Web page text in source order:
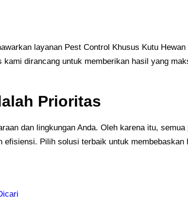
layanan Pest Control Khusus Kutu
dirancang untuk memberikan hasil yang
Prioritas
dan lingkungan Anda. Oleh karena itu,
Pilih solusi terbaik untuk membebaskan